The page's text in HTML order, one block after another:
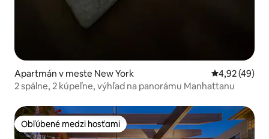
Apartmán v meste New York Priemerné
4,92 (49)
2 spálne, 2 kúpeľne, výhľad na panorámu Manhattanu
Obľúbené medzi hosťami
Obľúbené medzi hosťami